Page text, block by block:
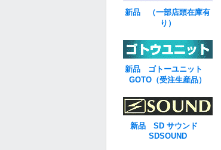
新品 （一部店頭在庫有
り）
新品 ゴトーユニット
GOTO（受注生産品）
新品 SD サウンド
SDSOUND